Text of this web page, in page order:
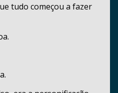
tudo começou a fazer